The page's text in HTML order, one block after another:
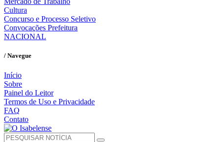
Cultura
Concurso e Processo Seletivo
Convocações Prefeitura
NACIONAL
/ Navegue
Início
Sobre
Painel do Leitor
Termos de Uso e Privacidade
FAQ
Contato